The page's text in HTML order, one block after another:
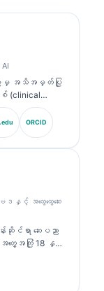
မှ အသိအမှတ်ပြု
(clinical
ဆရာဝန်
းပညာနှင့် AI
တ်ဖြာမှုတွင်
ာကွန်ရက်
ဘက်ဆိုင်ရာ တိကျမှုကို
န်းသည် ဇီဝ
ြင်းနှင့်
းဆိုင်ရာ ဆေး
ြိမ်ကြိမ် ထုတ်ဝေခဲ့
ORCID
ေဒနှင့် အထွေထွေဆေး
ဆိုင်ရာ ဆေးပညာ
အတွေ့အကြုံ 18 နှစ်
စ် ပက်သော်လော်
သူမသည် clinical
မှတ်များကို ကိုင်